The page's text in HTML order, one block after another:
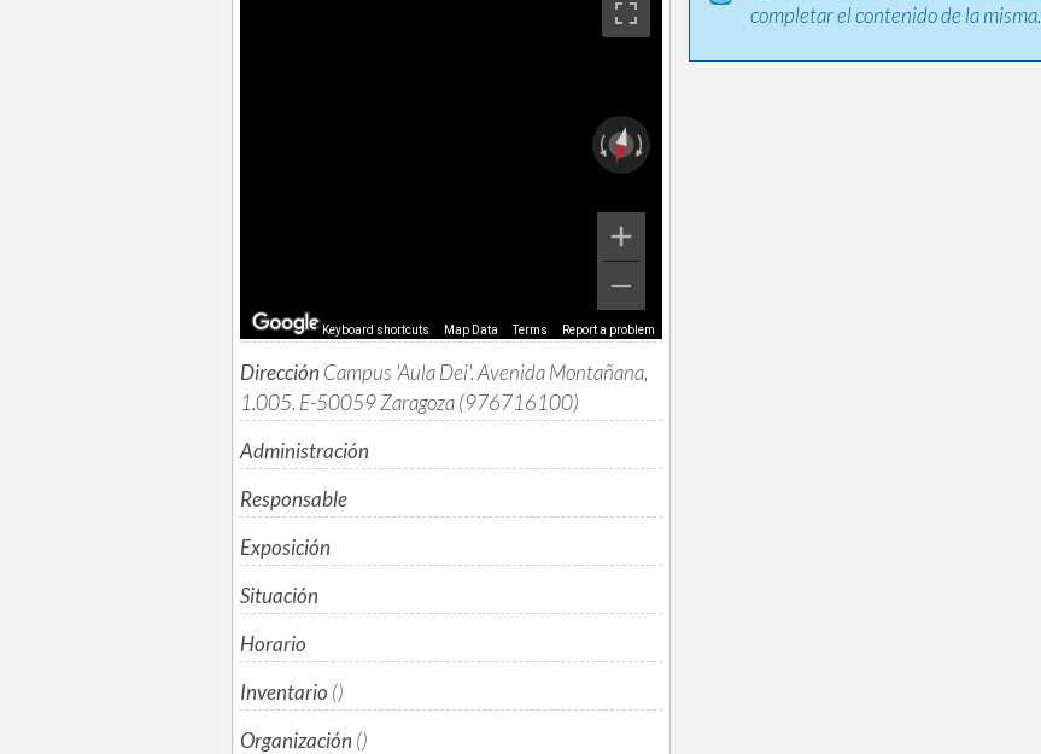
Keyboard shortcuts Map Data Terms Report a problem
Dirección Campus 'Aula Dei'. Avenida Montañana,
1.005. E-50059 Zaragoza (976716100)
Administración
Responsable
Exposición
Situación
Horario
Inventario ()
Organización ()
completar el contenido de la misma.